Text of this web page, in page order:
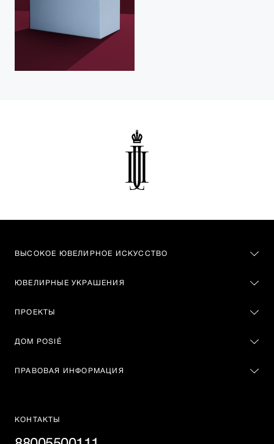
ВЫСОКОЕ ЮВЕЛИРНОЕ ИСКУССТВО
ЮВЕЛИРНЫЕ УКРАШЕНИЯ
ПРОЕКТЫ
ДОМ POSIÉ
ПРАВОВАЯ ИНФОРМАЦИЯ
КОНТАКТЫ